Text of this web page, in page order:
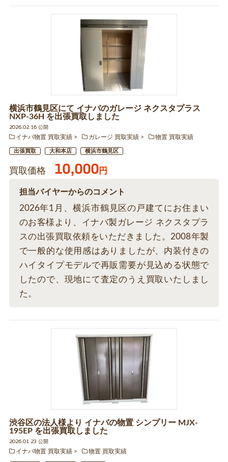
横浜市鶴見区にて イナバのガレージ ネクスタプラス
NXP-36H を出張買取しました
2026.02.16 公開
イナバ物置 買取実績
ガレージ 買取実績 物置 買取実績
出張買取 大和本店 横浜市鶴見区
買取価格 10,000円
担当バイヤーからのコメント
2026年1月、横浜市鶴見区の戸建てにお住まい
のお客様より、イナバ製ガレージ ネクスタプラ
スの出張買取依頼をいただきました。2008年製
で一般的な使用感はありましたが、内装付きの
ハイタイプモデルで再販需要が見込める状態で
したので、現地にて査定のうえ買取いたしまし
た。
渋谷区の法人様より イナバの物置 シンプリー MJX-
195EP を出張買取しました
2026.01.23 公開
イナバ物置 買取実績
物置 買取実績